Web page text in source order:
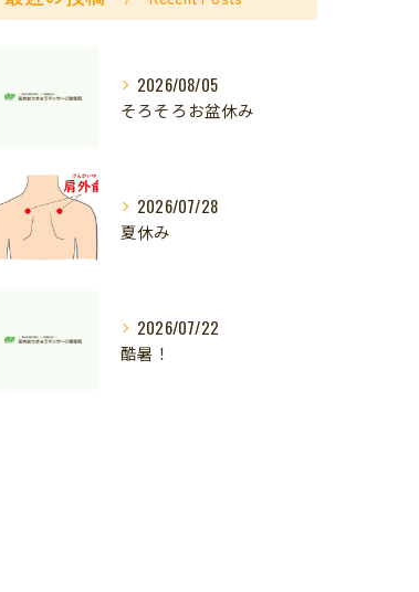
2026/08/05
そろそろお盆休み
2026/07/28
夏休み
2026/07/22
酷暑！